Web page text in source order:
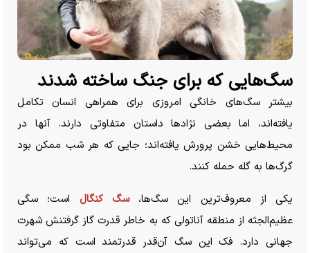
سگ‌هایی که برای جنگ ساخته شدند
بیشتر سگ‌های خانگی امروزی برای همراهی انسان تکامل
یافته‌اند، اما بعضی نژاد‌ها داستان متفاوتی دارند. آنها در
محیط‌هایی خشن پرورش یافته‌اند؛ جایی که هر شب ممکن بود
گرگ‌ها به گله حمله کنند.
یکی از معروف‌ترین این سگ‌ها،سگ کنگال است؛ سگی
عظیم‌الجثه از منطقه آناتولی که به خاطر قدرت گاز گرفتنش شهرت
جهانی دارد. فک این سگ آن‌قدر قدرتمند است که می‌تواند